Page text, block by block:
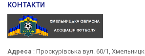
КОНТАКТИ
Адреса : Проскурівська вул. 60/1,